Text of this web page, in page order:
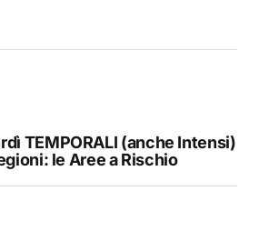
TEMPORALI (anche Intensi)
le Aree a Rischio